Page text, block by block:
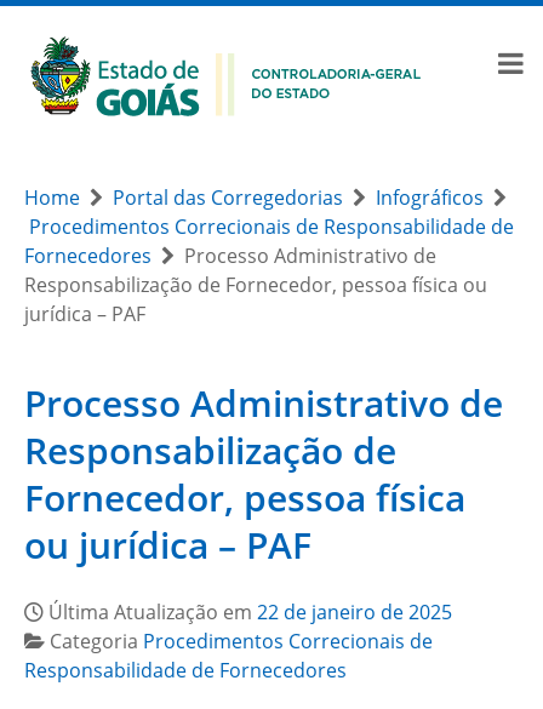
Home Portal das Corregedorias
Infográficos
Procedimentos Correcionais de Responsabilidade de
Fornecedores
Processo Administrativo de
Responsabilização de Fornecedor, pessoa física ou
jurídica – PAF
Processo Administrativo de
Responsabilização de
Fornecedor, pessoa física
ou jurídica – PAF
Última Atualização em 22 de janeiro de 2025
Categoria Procedimentos Correcionais de
Responsabilidade de Fornecedores